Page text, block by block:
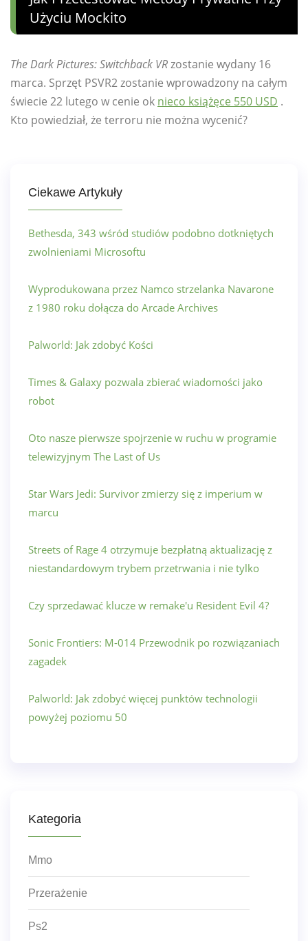
Użyciu Mockito
The Dark Pictures: Switchback VRzostanie wydany 16
marca. Sprzęt PSVR2 zostanie wprowadzony na całym
świecie 22 lutego w cenie ok nieco książęce 550 USD .
Kto powiedział, że terroru nie można wycenić?
Ciekawe Artykuły
Bethesda, 343 wśród studiów podobno dotkniętych
zwolnieniami Microsoftu
Wyprodukowana przez Namco strzelanka Navarone
z 1980 roku dołącza do Arcade Archives
Palworld: Jak zdobyć Kości
Times & Galaxy pozwala zbierać wiadomości jako
robot
Oto nasze pierwsze spojrzenie w ruchu w programie
telewizyjnym The Last of Us
Star Wars Jedi: Survivor zmierzy się z imperium w
marcu
Streets of Rage 4 otrzymuje bezpłatną aktualizację z
niestandardowym trybem przetrwania i nie tylko
Czy sprzedawać klucze w remake'u Resident Evil 4?
Sonic Frontiers: M-014 Przewodnik po rozwiązaniach
zagadek
Palworld: Jak zdobyć więcej punktów technologii
powyżej poziomu 50
Kategoria
Mmo
Przerażenie
Ps2